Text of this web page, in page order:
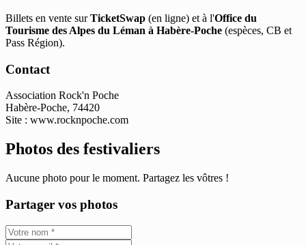
Billets en vente surTicketSwap (en ligne) et à l'Office du
Tourisme des Alpes du Léman à Habère-Poche (espèces, CB et
Pass Région).
Contact
Association Rock'n Poche
Habère-Poche, 74420
Site : www.rocknpoche.com
Photos des festivaliers
Aucune photo pour le moment. Partagez les vôtres !
Partager vos photos